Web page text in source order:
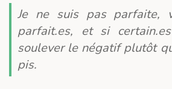
Je ne suis pas parfaite,
parfait.es, et si
soulever le négatif plutôt
pis.